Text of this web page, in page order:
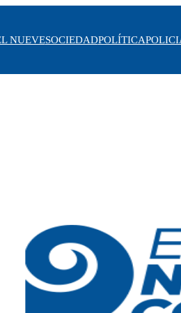
NUEVESOCIEDADPOLÍTICA